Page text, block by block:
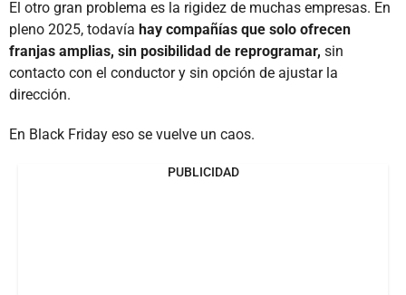
El otro gran problema es la rigidez de muchas empresas. En
pleno 2025, todavía hay compañías que solo ofrecen
franjas amplias, sin posibilidad de reprogramar, sin
contacto con el conductor y sin opción de ajustar la
dirección.
En Black Friday eso se vuelve un caos.
PUBLICIDAD